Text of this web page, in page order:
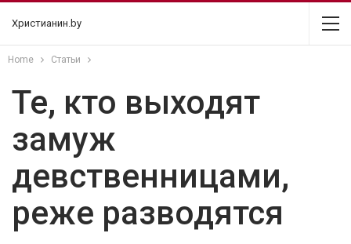
Христианин.by
Home Статьи
Те, кто выходят
замуж
девственницами,
реже разводятся